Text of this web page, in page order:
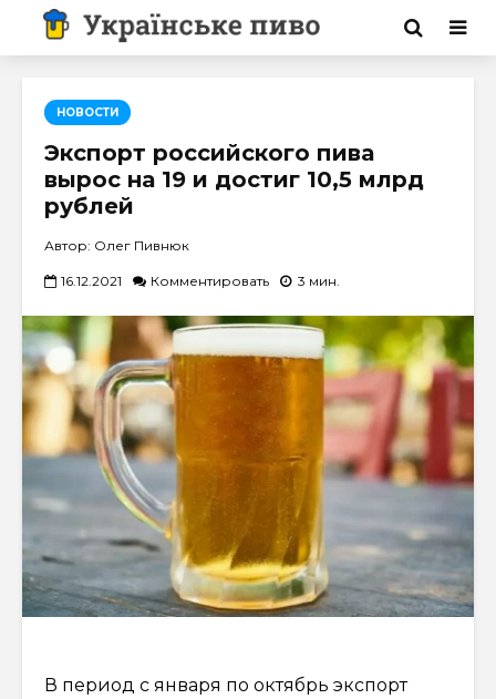
НОВОСТИ
Экспорт российского пива
вырос на 19 и достиг 10,5 млрд
рублей
Автор: Олег Пивнюк
16.12.2021 Комментировать 3 мин.
В период с января по октябрь экспорт